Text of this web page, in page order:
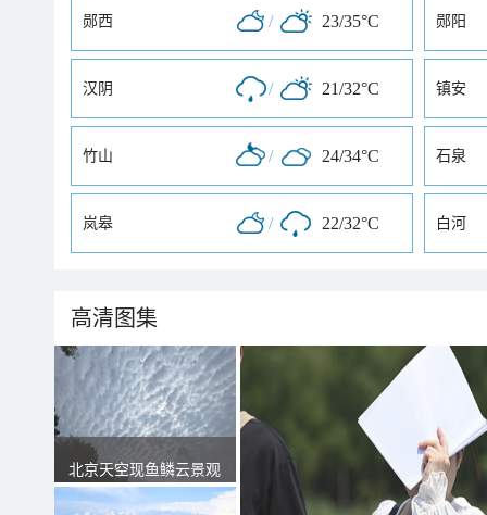
郧西 / 23/35°C 郧阳
汉阴 / 21/32°C 镇安
竹山 / 24/34°C 石泉
岚皋 / 22/32°C 白河
高清图集
北京天空现鱼鳞云景观